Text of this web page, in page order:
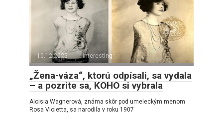
10.12.2025 interesting
„Žena-váza“, ktorú odpísali, sa vydala
– a pozrite sa, KOHO si vybrala
Aloisia Wagnerová, známa skôr pod umeleckým menom
Rosa Violetta, sa narodila v roku 1907